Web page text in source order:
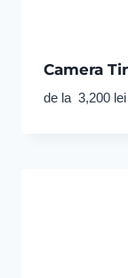
Camera
de la 3,200 lei